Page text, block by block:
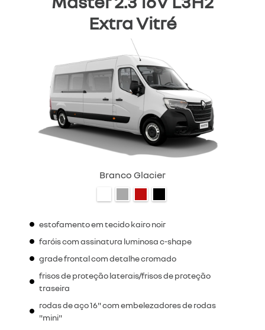
Extra Vitré
Branco Glacier
estofamento em tecido kairo noir
faróis com assinatura luminosa c-shape
grade frontal com detalhe cromado
frisos de proteção laterais/frisos de proteção
traseira
rodas de aço 16" com embelezadores de rodas
"mini"